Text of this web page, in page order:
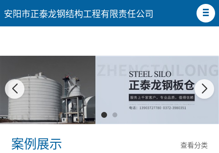
安阳市正泰龙钢结构工程有限责任公司
查看分类
案例展示